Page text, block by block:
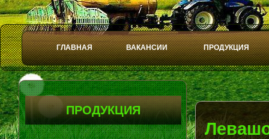
ГЛАВНАЯ ВАКАНСИИ ПРОДУКЦИЯ
Play
Stop
ПРОДУКЦИЯ